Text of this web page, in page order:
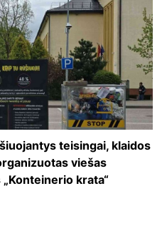
teisingai, klaidos
viešas
krata“